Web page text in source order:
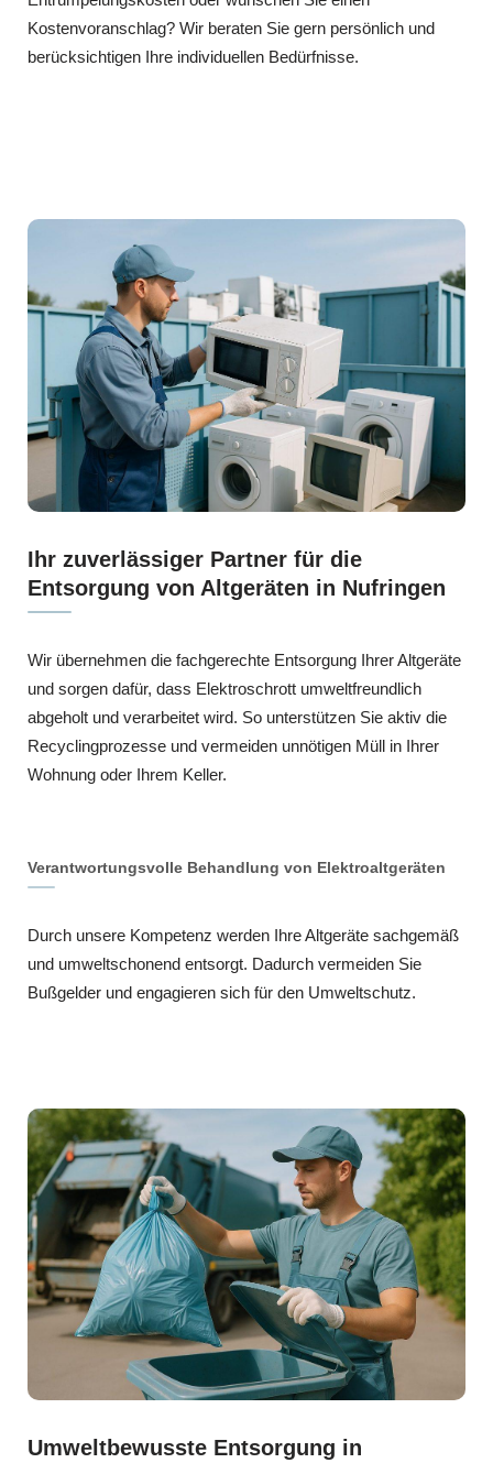
Kostenvoranschlag? Wir beraten Sie gern persönlich und
berücksichtigen Ihre individuellen Bedürfnisse.
Ihr zuverlässiger Partner für die
Entsorgung von Altgeräten in Nufringen
Wir übernehmen die fachgerechte Entsorgung Ihrer Altgeräte
und sorgen dafür, dass Elektroschrott umweltfreundlich
abgeholt und verarbeitet wird. So unterstützen Sie aktiv die
Recyclingprozesse und vermeiden unnötigen Müll in Ihrer
Wohnung oder Ihrem Keller.
Verantwortungsvolle Behandlung von Elektroaltgeräten
Durch unsere Kompetenz werden Ihre Altgeräte sachgemäß
und umweltschonend entsorgt. Dadurch vermeiden Sie
Bußgelder und engagieren sich für den Umweltschutz.
Umweltbewusste Entsorgung in